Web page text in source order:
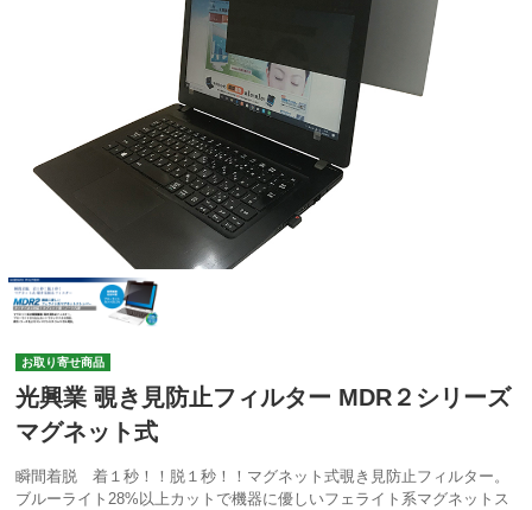
お取り寄せ商品
光興業 覗き見防止フィルター MDR２シリーズ
マグネット式
瞬間着脱 着１秒！！脱１秒！！マグネット式覗き見防止フィルター。
ブルーライト28%以上カットで機器に優しいフェライト系マグネットス